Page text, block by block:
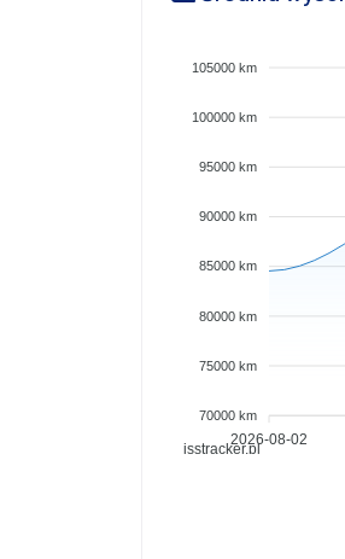
isstracker.pl
105000 km
100000 km
95000 km
90000 km
85000 km
80000 km
75000 km
70000 km
2026-08-02